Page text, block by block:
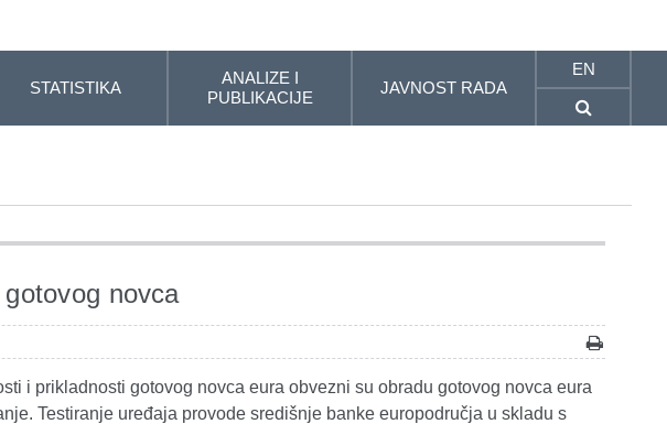
STATISTIKA
ANALIZE I
PUBLIKACIJE
JAVNOST RADA
EN
novca
i prikladnosti gotovog novca eura obvezni su obradu gotovog novca eura
Testiranje uređaja provode središnje banke europodručja u skladu s